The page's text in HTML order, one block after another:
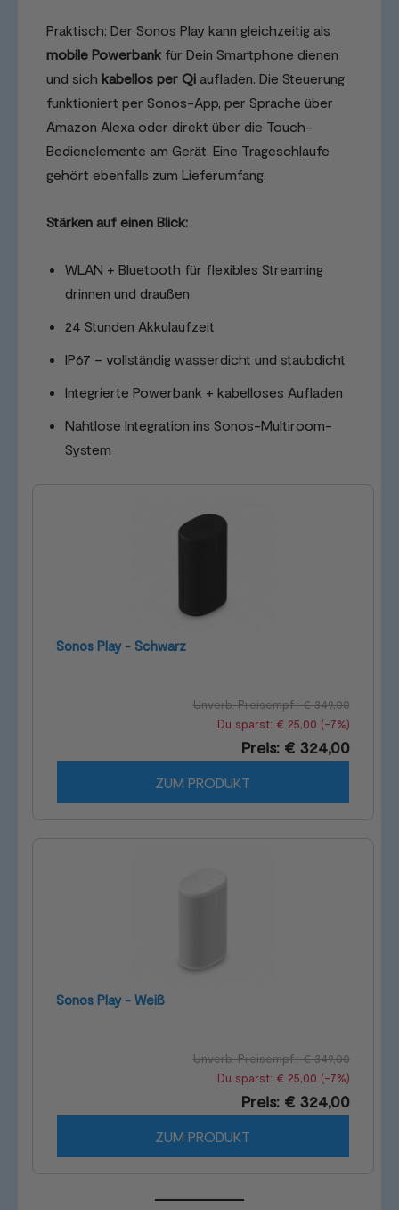
Praktisch: Der Sonos Play kann gleichzeitig als
mobile Powerbank für Dein Smartphone dienen
und sich kabellos per Qi aufladen. Die Steuerung
funktioniert per Sonos-App, per Sprache über
Amazon Alexa oder direkt über die Touch-
Bedienelemente am Gerät. Eine Trageschlaufe
gehört ebenfalls zum Lieferumfang.
Stärken auf einen Blick:
WLAN + Bluetooth für flexibles Streaming
drinnen und draußen
24 Stunden Akkulaufzeit
IP67 – vollständig wasserdicht und staubdicht
Integrierte Powerbank + kabelloses Aufladen
Nahtlose Integration ins Sonos-Multiroom-
System
Sonos Play - Schwarz
Unverb. Preisempf.: € 349,00
Du sparst: € 25,00 (-7%)
Preis: € 324,00
ZUM PRODUKT
Sonos Play - Weiß
Unverb. Preisempf.: € 349,00
Du sparst: € 25,00 (-7%)
Preis: € 324,00
ZUM PRODUKT